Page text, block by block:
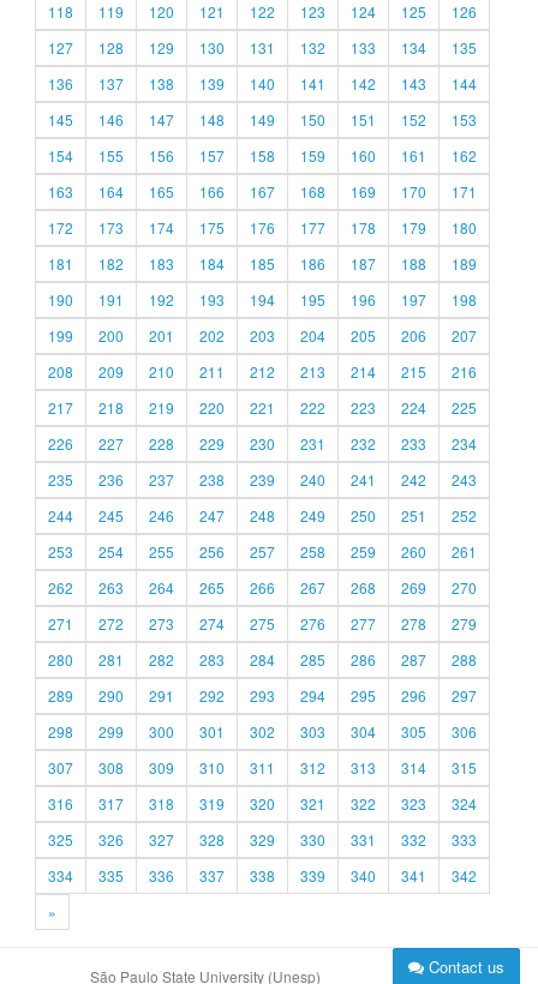
118
119 120 121 122 123 124 125
126
127
128 129 130 131 132 133 134
135
136
137 138 139 140 141 142 143
144
145
146 147 148 149 150 151 152
153
154
155 156 157 158 159 160 161
162
163
164 165 166 167 168 169 170
171
172
173 174 175 176 177 178 179
180
181
182 183 184 185 186 187 188
189
190
191 192 193 194 195 196 197
198
199
200 201 202 203 204 205 206
207
208
209 210 211 212 213 214 215
216
217
218 219 220 221 222 223 224
225
226
227 228 229 230 231 232 233
234
235
236 237 238 239 240 241 242
243
244
245 246 247 248 249 250 251
252
253
254 255 256 257 258 259 260
261
262
263 264 265 266 267 268 269
270
271
272 273 274 275 276 277 278
279
280
281 282 283 284 285 286 287
288
289
290 291 292 293 294 295 296
297
298
299 300 301 302 303 304 305
306
307
308 309 310 311 312 313 314
315
316
317 318 319 320 321 322 323
324
325
326 327 328 329 330 331 332
333
334
335 336 337 338 339 340 341
342
»
São Paulo State University (Unesp) Contact us